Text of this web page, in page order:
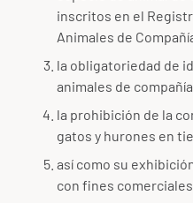
inscritos en el
Animales de
la obligatoriedad de
animales de
la prohibición de la
gatos y hurones en
así como su
con fines